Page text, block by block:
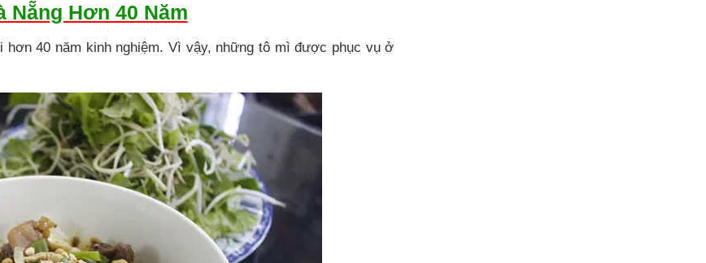
Nẵng Hơn 40 Năm
40 năm kinh nghiệm. Vì vậy, những tô mì được phục vụ ở